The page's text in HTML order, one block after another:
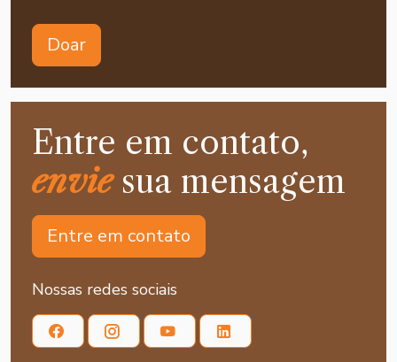
Doar
Entre em contato,
enviesua mensagem
Entre em contato
Nossas redes sociais